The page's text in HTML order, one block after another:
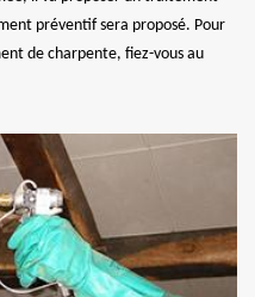
préventif sera proposé. Pour
de charpente, fiez-vous au